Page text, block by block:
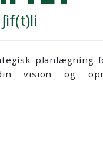
planlægning
vision og